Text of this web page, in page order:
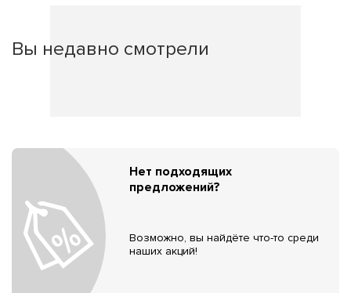
Вы недавно смотрели
Нет подходящих
предложений?
Возможно, вы найдёте что-то среди
наших акций!